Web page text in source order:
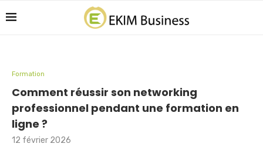
Formation
Comment réussir son networking
professionnel pendant une formation en
ligne ?
12 février 2026